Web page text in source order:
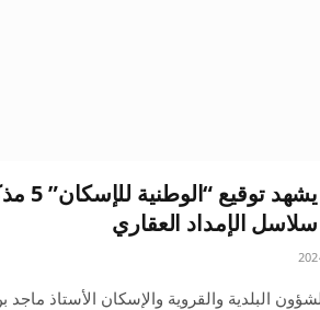
وزير
الإمداد العقاري
البلدية والقروية والإسكان الأستاذ ماجد